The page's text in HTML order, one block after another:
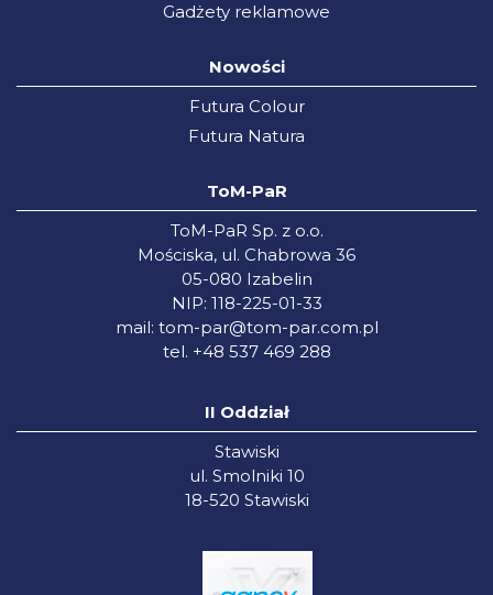
Gadżety reklamowe
Nowości
Futura Colour
Futura Natura
ToM-PaR
ToM-PaR Sp. z o.o.
Mościska, ul. Chabrowa 36
05-080 Izabelin
NIP: 118-225-01-33
mail: tom-par@tom-par.com.pl
tel. +48 537 469 288
II Oddział
Stawiski
ul. Smolniki 10
18-520 Stawiski